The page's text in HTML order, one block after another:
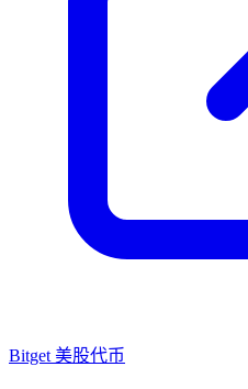
Bitget 美股代币